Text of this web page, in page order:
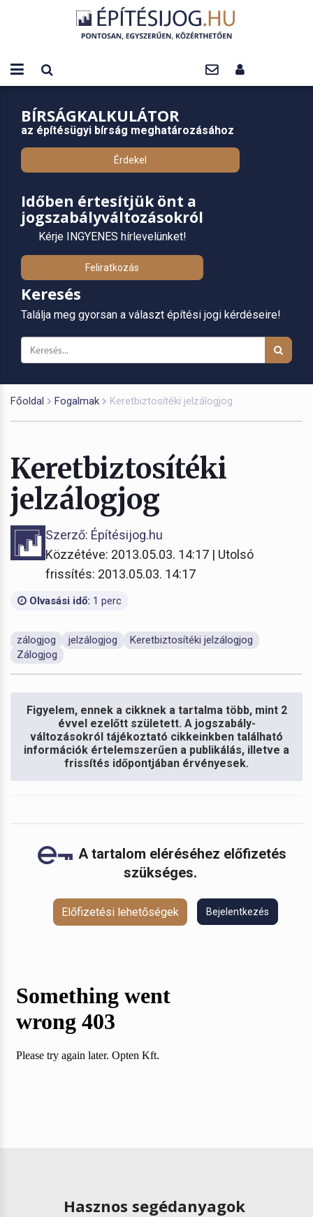
BÍRSÁGKALKULÁTOR
az építésügyi bírság meghatározásához
Érdekel
Időben értesítjük önt a
jogszabályváltozásokról
Kérje INGYENES hírlevelünket!
Feliratkozás
Keresés
Találja meg gyorsan a választ építési jogi kérdéseire!
Főoldal Fogalmak Keretbiztosítéki jelzálogjog
Keretbiztosítéki
jelzálogjog
Szerző: Építésijog.hu
Közzétéve: 2013.05.03. 14:17 | Utolsó
frissítés: 2013.05.03. 14:17
Olvasási idő: 1 perc
zálogjog jelzálogjog
Keretbiztosítéki jelzálogjog
Zálogjog
Figyelem, ennek a cikknek a tartalma több, mint 2
évvel ezelőtt született. A jogszabály-
változásokról tájékoztató cikkeinkben található
információk értelemszerűen a publikálás, illetve a
frissítés időpontjában érvényesek.
A tartalom eléréséhez előfizetés
szükséges.
Előfizetési lehetőségek Bejelentkezés
Hasznos segédanyagok